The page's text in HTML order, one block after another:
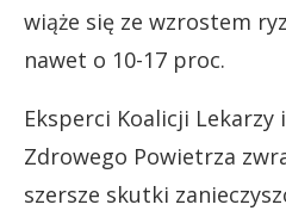
wiąże się ze wzrostem
nawet o 10-17 proc.
Eksperci Koalicji Lekarzy
Zdrowego Powietrza
szersze skutki